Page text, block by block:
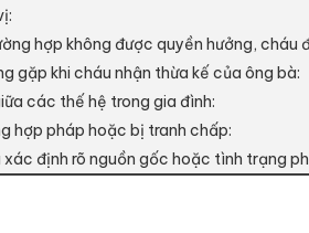
hợp không được quyền hưởng, cháu
gặp khi cháu nhận thừa kế của ông bà:
các thế hệ trong gia đình:
hợp pháp hoặc bị tranh chấp:
xác định rõ nguồn gốc hoặc tình trạng